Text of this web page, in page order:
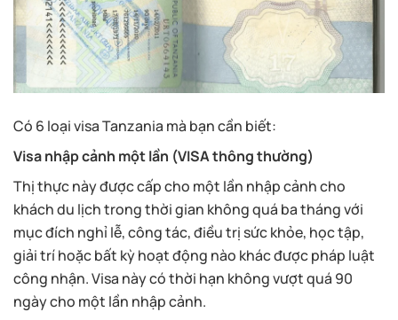
Có 6 loại visa Tanzania mà bạn cần biết:
Visa nhập cảnh một lần (VISA thông thường)
Thị thực này được cấp cho một lần nhập cảnh cho
khách du lịch trong thời gian không quá ba tháng với
mục đích nghỉ lễ, công tác, điều trị sức khỏe, học tập,
giải trí hoặc bất kỳ hoạt động nào khác được pháp luật
công nhận. Visa này có thời hạn không vượt quá 90
ngày cho một lần nhập cảnh.